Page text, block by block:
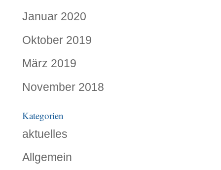
Januar 2020
Oktober 2019
März 2019
November 2018
Kategorien
aktuelles
Allgemein